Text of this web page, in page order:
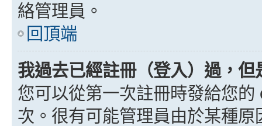
絡管理員。
回頂端
我過去已經註冊（登入）過，
您可以從第一次註冊時發給您
次。很有可能管理員由於某種